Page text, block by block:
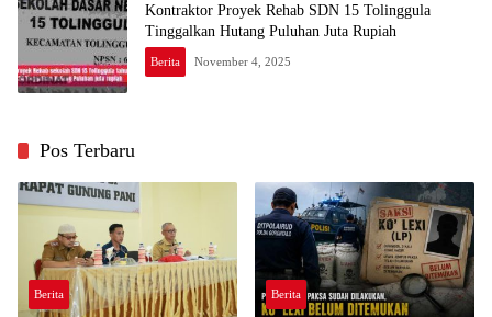
Kontraktor Proyek Rehab SDN 15 Tolinggula
Tinggalkan Hutang Puluhan Juta Rupiah
Berita November 4, 2025
Pos Terbaru
Berita Berita